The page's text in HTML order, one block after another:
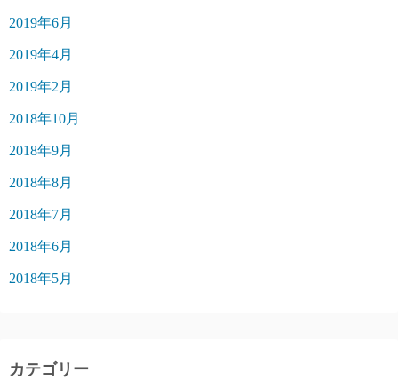
2019年6月
2019年4月
2019年2月
2018年10月
2018年9月
2018年8月
2018年7月
2018年6月
2018年5月
カテゴリー